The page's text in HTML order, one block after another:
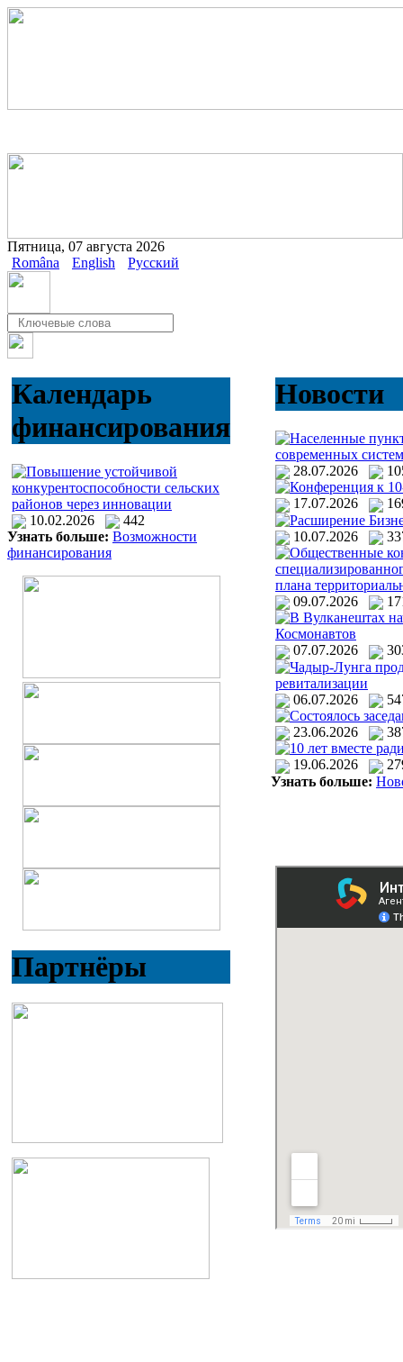
Пятница, 07 августа 2026
Româna
English Русский
Календарь
финансирования
Повышение устойчивой
конкурентоспособности сельских
районов через инновации
10.02.2026
442
Узнать больше: Возможности
финансирования
Партнёры
Новости
Населенные
современных
28.07.2026
Конференция к
17.07.2026
Расширение
10.07.2026
Общественные
плана
09.07.2026
В Вулканештах
Космонавтов
07.07.2026
Чадыр-Лунга
ревитализации
06.07.2026
Состоялось
23.06.2026
10 лет вместе
19.06.2026
Узнать больше: